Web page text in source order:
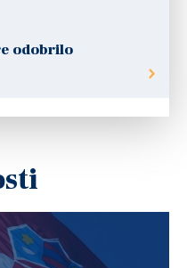
odobrilo